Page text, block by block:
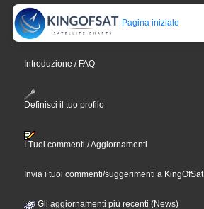
Pagina iniziale
Introduzione / FAQ
Definisci il tuo profilo
I Tuoi commenti / Aggiornamenti
Invia i tuoi commenti/suggerimenti a KingOfSat
Gli aggiornamenti più recenti (News)